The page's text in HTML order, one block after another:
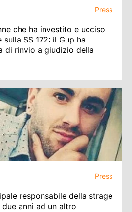
Press
che ha investito e ucciso
sulla SS 172: il Gup ha
di rinvio a giudizio della
Press
responsabile della strage
due anni ad un altro